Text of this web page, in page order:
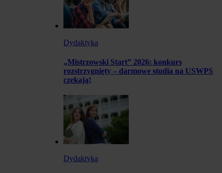
Dydaktyka
„Mistrzowski Start” 2026: konkurs
rozstrzygnięty – darmowe studia na USWPS
czekają!
Dydaktyka